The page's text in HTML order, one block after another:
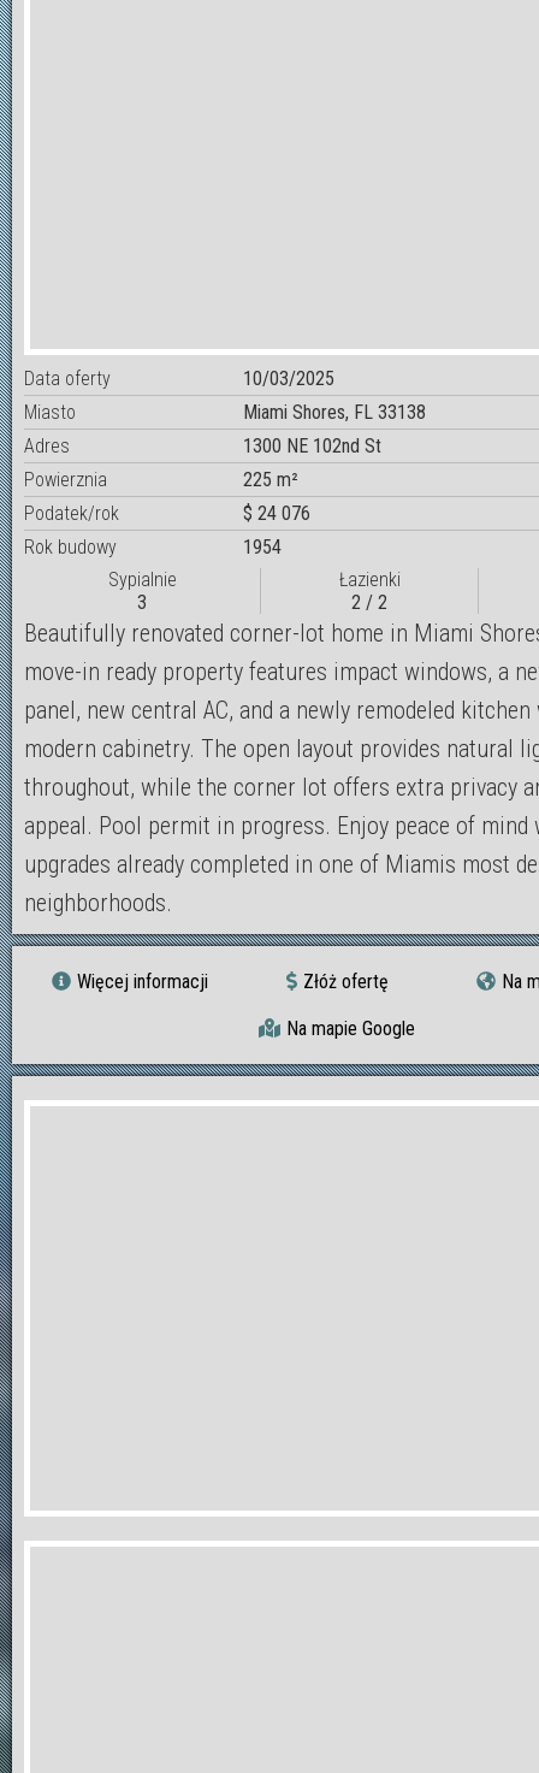
Data oferty
10/03/2025
Miasto
Miami Shores, FL 33138
Adres
1300 NE 102nd St
Powierznia
225 m²
Podatek/rok
$ 24 076
Rok budowy
1954
Sypialnie
3
Łazienki
2 / 2
Beautifully renovated corner-lot home in Miami
move-in ready property features impact windows, a
panel, new central AC, and a newly remodeled
modern cabinetry. The open layout provides natural
throughout, while the corner lot offers extra privacy
appeal. Pool permit in progress. Enjoy peace of
upgrades already completed in one of Miamis most
neighborhoods.
Więcej informacji Złóż ofertę Na
Na mapie Google